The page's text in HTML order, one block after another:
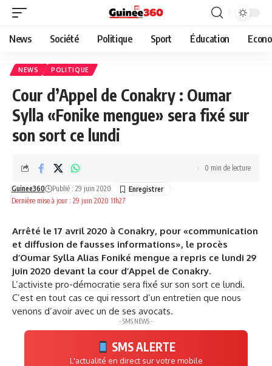
News Société Politique Sport Éducation
NEWS POLITIQUE
Cour d’Appel de Conakry : Oumar
Sylla «Fonike mengue» sera fixé sur
son sort ce lundi
Dernière mise à jour : 29 juin 2020 11h27
Guinee360 Publié : 29 juin 2020
0 min de lecture
Arrêté le 17 avril 2020 à Conakry, pour «communication
et diffusion de fausses informations», le procès
d’Oumar Sylla Alias Foniké mengue a repris ce lundi 29
juin 2020 devant la cour d’Appel de Conakry.
L’activiste pro-démocratie sera fixé sur son sort ce lundi.
C’est en tout cas ce qui ressort d’un entretien que nous
venons d’avoir avec un de ses avocats.
- SMS NEWS -
SMS ALERTE
L'actualité en direct sur votre mobile